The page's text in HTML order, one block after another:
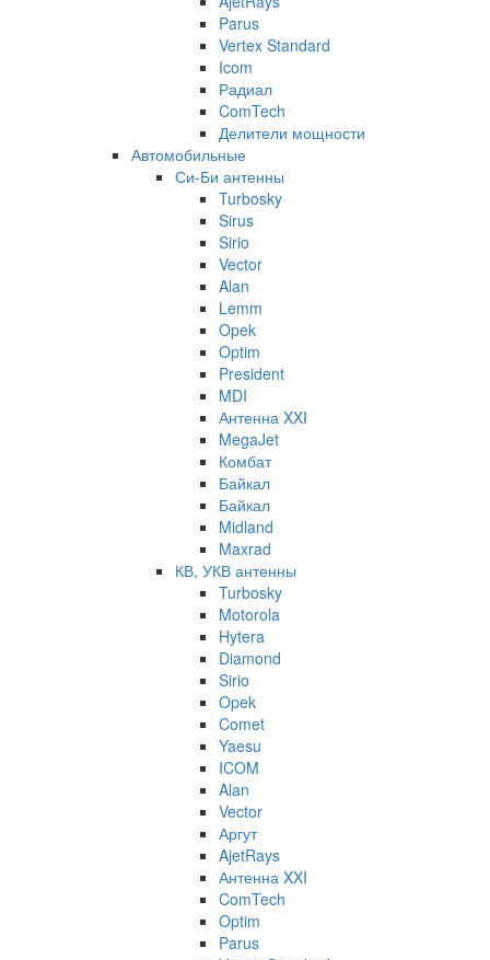
Parus
Vertex Standard
Icom
Радиал
ComTech
Делители мощности
Автомобильные
Си-Би антенны
Turbosky
Sirus
Sirio
Vector
Alan
Lemm
Opek
Optim
President
MDI
Антенна XXI
MegaJet
Комбат
Байкал
Байкал
Midland
Maxrad
КВ, УКВ антенны
Turbosky
Motorola
Hytera
Diamond
Sirio
Opek
Comet
Yaesu
ICOM
Alan
Vector
Аргут
AjetRays
Антенна XXI
ComTech
Optim
Parus